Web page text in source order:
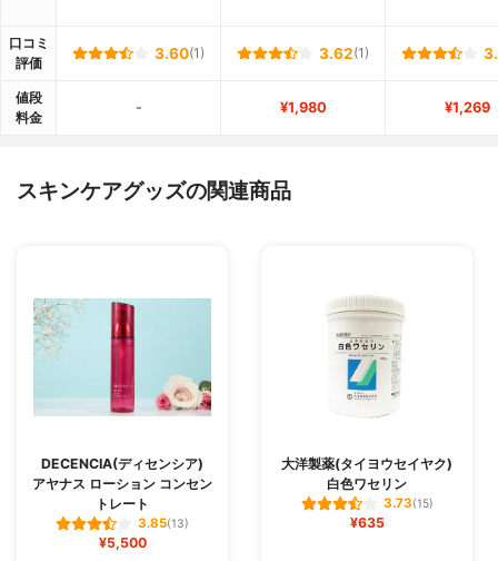
口コミ
評価
3.60(1) 3.62(1)
値段
料金
- ¥1,980 ¥1,269
スキンケアグッズの関連商品
DECENCIA(ディセンシア)
アヤナス ローション コンセン
トレート
3.85(13)
¥5,500
大洋製薬(タイヨウセイヤク)
白色ワセリン
3.73(15)
¥635